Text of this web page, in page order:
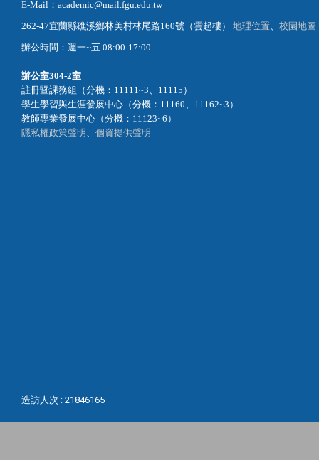
E-Mail：academic@mail.fgu.edu.tw
262-47宜蘭縣礁溪鄉林美村林尾路160號（雲起樓） 地理位置、 校園地圖
辦公時間：週一~五 08:00-17:00
辦公室304-2室
註冊暨課務組（分機：11111~3、11115）
學生學習與生涯發展中心（分機：11160、11162~3）
教師專業發展中心（分機：11123~6）
隱私權政策聲明 、 個資提供聲明
造訪人次 : 21846165